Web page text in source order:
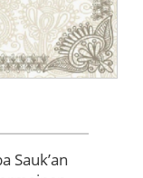
Sauk’an